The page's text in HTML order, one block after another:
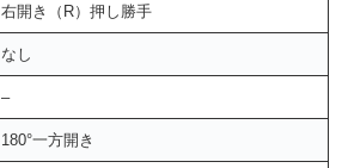
右開き（R）押し勝手
なし
–
180°一方開き